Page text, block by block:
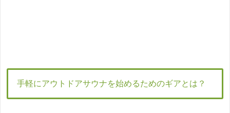
手軽にアウトドアサウナを始めるためのギアとは？